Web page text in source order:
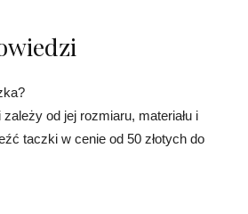
od jej rozmiaru, materiału i
taczki w cenie od 50 złotych do